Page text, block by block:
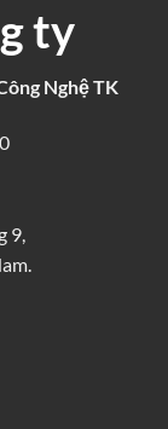
ty
Nghệ TK
9,